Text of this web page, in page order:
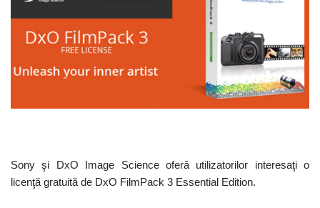
Sony şi DxO Image Science oferă utilizatorilor interesaţi o
licenţă gratuită de DxO FilmPack 3 Essential Edition.